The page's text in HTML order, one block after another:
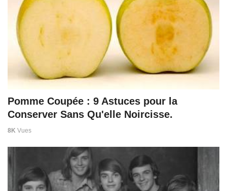
Pomme Coupée : 9 Astuces pour la
Conserver Sans Qu'elle Noircisse.
8K Vues